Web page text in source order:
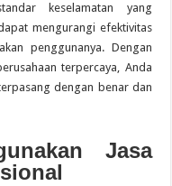
keselamatan yang
mengurangi efektivitas
penggunanya. Dengan
terpercaya, Anda
dengan benar dan
Jasa